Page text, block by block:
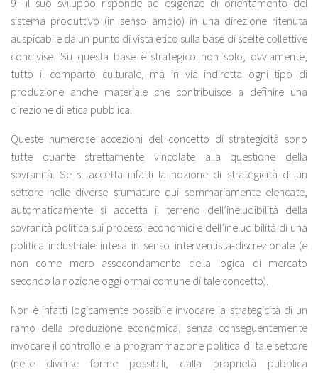
9- il suo sviluppo risponde ad esigenze di orientamento del
sistema produttivo (in senso ampio) in una direzione ritenuta
auspicabile da un punto di vista etico sulla base di scelte collettive
condivise. Su questa base è strategico non solo, ovviamente,
tutto il comparto culturale, ma in via indiretta ogni tipo di
produzione anche materiale che contribuisce a definire una
direzione di etica pubblica.
Queste numerose accezioni del concetto di strategicità sono
tutte quante strettamente vincolate alla questione della
sovranità. Se si accetta infatti la nozione di strategicità di un
settore nelle diverse sfumature qui sommariamente elencate,
automaticamente si accetta il terreno dell’ineludibilità della
sovranità politica sui processi economici e dell’ineludibilità di una
politica industriale intesa in senso interventista-discrezionale (e
non come mero assecondamento della logica di mercato
secondo la nozione oggi ormai comune di tale concetto).
Non è infatti logicamente possibile invocare la strategicità di un
ramo della produzione economica, senza conseguentemente
invocare il controllo e la programmazione politica di tale settore
(nelle diverse forme possibili, dalla proprietà pubblica